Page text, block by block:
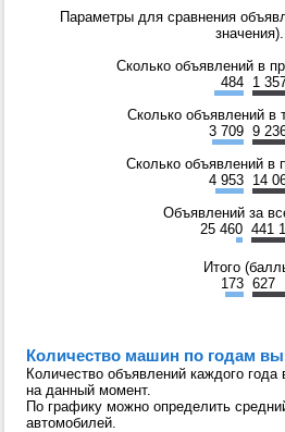
Параметры для сравнения
значения).
Сколько объявлений в
484 1
Сколько объявлений в
3 709 9
Сколько объявлений в
4 953 14
Объявлений за
25 460 441
Итого
173 627
Количество машин по годам
Количество объявлений каждого
на данный момент.
По графику можно определить
автомобилей.